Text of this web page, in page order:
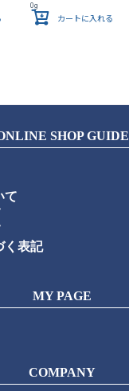
0g
カートに入れる
SHOP GUIDE
て
く表記
MY PAGE
COMPANY